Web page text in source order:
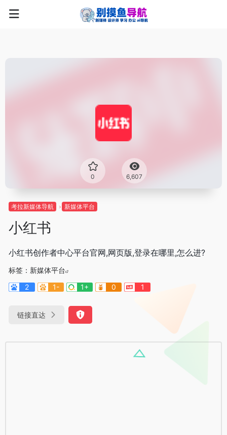
0 6,607
考拉新媒体导航 新媒体平台
小红书
小红书创作者中心平台官网,网页版,登录在哪里,怎么进?
标签： 新媒体平台
2
1- 1+ 0 1
链接直达